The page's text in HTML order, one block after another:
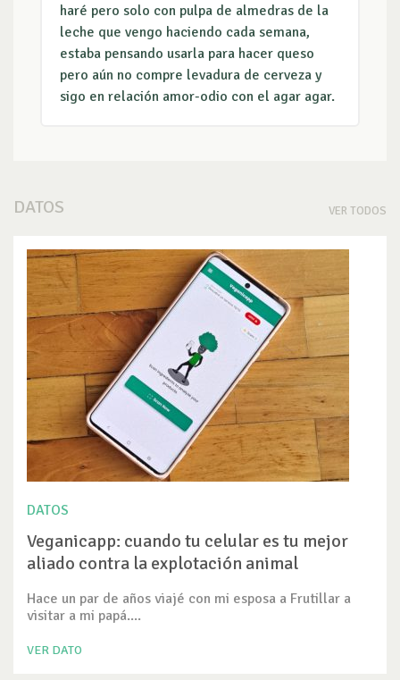
haré pero solo con pulpa de almedras de la
leche que vengo haciendo cada semana,
estaba pensando usarla para hacer queso
pero aún no compre levadura de cerveza y
sigo en relación amor-odio con el agar agar.
DATOS VER TODOS
DATOS
Veganicapp: cuando tu celular es tu mejor
aliado contra la explotación animal
Hace un par de años viajé con mi esposa a Frutillar a
visitar a mi papá....
VER DATO